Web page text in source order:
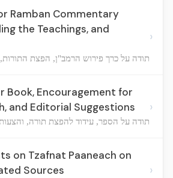
Ramban Commentary
the Teachings, and
תודה על כרך פירוש הרמב"ן, הפצת
›
Book, Encouragement for
and Editorial Suggestions
תודה על הספר, עידוד להפצת תורה,
›
on Tzafnat Paaneach on
Sources
›